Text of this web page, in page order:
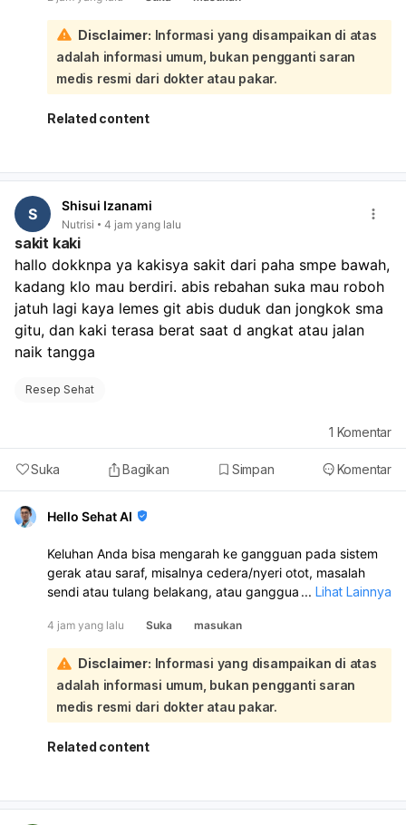
berat badan ideal, rutin olahraga, makan bergizi,
mengontrol stres, dan tidur cukup. Bila perlu, periksa ke
dokter untuk memastikan tidak ada penyebab lain seperti
gangguan hormon, PCOS, tiroid, atau miom. Karena Anda
sudah sampai 16 hari haid tidak berhenti, sebaiknya
periksa ke dokter kandungan/penyakit dalam, apalagi
Disclaimer: Informasi yang disampaikan di atas
adalah informasi umum, bukan pengganti saran
medis resmi dari dokter atau pakar.
Related content
S Shisui Izanami
Nutrisi 4 jam yang lalu
sakit kaki
hallo dokknpa ya kakisya sakit dari paha smpe bawah,
kadang klo mau berdiri. abis rebahan suka mau roboh
jatuh lagi kaya lemes git abis duduk dan jongkok sma
gitu, dan kaki terasa berat saat d angkat atau jalan
naik tangga
Resep Sehat
Suka Bagikan Simpan Komentar
1 Komentar
Hello Sehat AI
Keluhan Anda bisa mengarah ke gangguan pada sistem
gerak atau saraf, misalnya cedera/nyeri otot, masalah
sendi atau tulang belakang, atau gangguan saraf yang
mau jatuh, lemas setelah duduk/berjongkok, dan kaki
berat saat naik tangga, sebaiknya diperiksa langsung:
Kemungkinan penyebabnya antara lain gangguan otot
atau sendi, saraf terjepit, masalah pada tulang belakang,
atau kondisi lain seperti diabetes, stroke/TIA, atau efek
obat tertentu. Jika keluhan terjadi mendadak, makin
berat, atau disertai kebas, nyeri hebat, bengkak, atau
Orthopedi.
... Lihat Lainnya
4 jam yang lalu Suka masukan
Disclaimer: Informasi yang disampaikan di atas
adalah informasi umum, bukan pengganti saran
medis resmi dari dokter atau pakar.
Related content